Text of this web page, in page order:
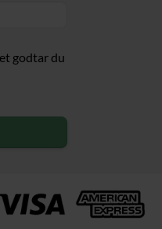
godtar du